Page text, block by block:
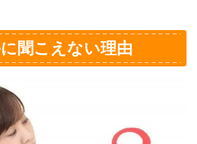
聞こえない理由